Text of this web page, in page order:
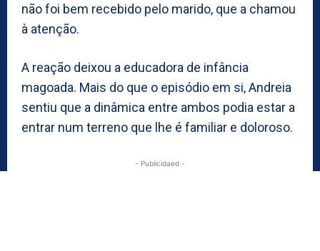
não foi bem recebido pelo marido, que a chamou
à atenção.
A reação deixou a educadora de infância
magoada. Mais do que o episódio em si, Andreia
sentiu que a dinâmica entre ambos podia estar a
entrar num terreno que lhe é familiar e doloroso.
- Publicidaed -